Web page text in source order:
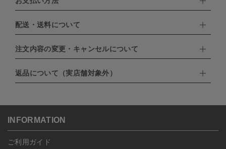
下記お支払い方法よりお選びいただけます。
・クレジットカード（VISA,mastercard,JCB,AMERICAN
EXPRESS,Diners Club）
・PayPay
・NP後払い
配送・送料について
配達業者：日本郵便
北海道：1,400円
沖縄：1,400円
注文内容の変更・キャンセルについて
ご注文日当日から翌日のAM9:00までにご連絡頂いた場合はキャン
セルは可能です。
ンセルしていただいた後、ご希望の商品のみ再度ご注文お願いしま
予約商品など一部キャンセルが出来ない場合がございます。あらか
じめご了承ください。
返品について（実店舗対象外）
こちらよりご依頼ください。
INFORMATION
ご利用ガイド